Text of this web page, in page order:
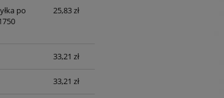
po
25,83 zł
33,21 zł
33,21 zł